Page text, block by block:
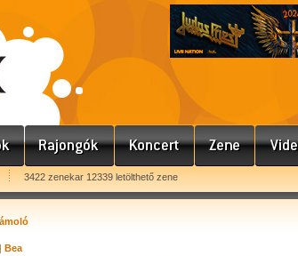
3422 zenekar 12339 letölthető zene
Bea